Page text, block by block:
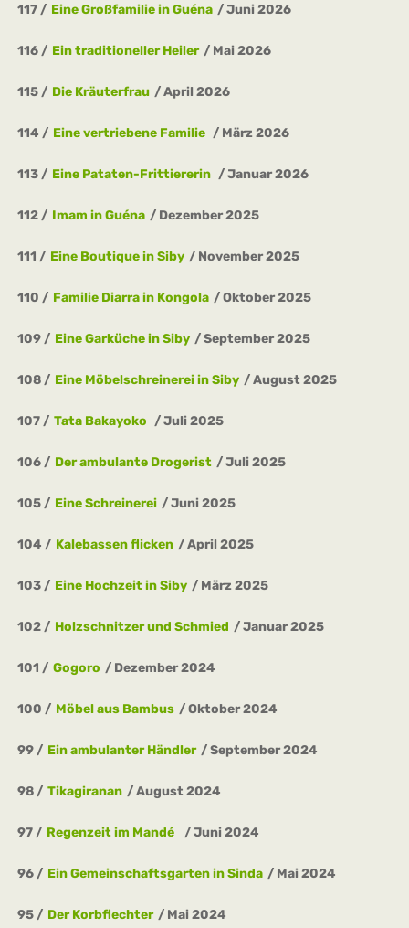
117 Eine Großfamilie in Guéna Juni 2026
116 Ein traditioneller Heiler Mai 2026
115 Die Kräuterfrau April 2026
114 Eine vertriebene Familie März 2026
113 Eine Pataten-Frittiererin Januar 2026
112 Imam in Guéna Dezember 2025
111 Eine Boutique in Siby November 2025
110 Familie Diarra in Kongola Oktober 2025
109 Eine Garküche in Siby September 2025
108 Eine Möbelschreinerei in Siby August 2025
107 Tata Bakayoko Juli 2025
106 Der ambulante Drogerist Juli 2025
105 Eine Schreinerei Juni 2025
104 Kalebassen flicken April 2025
103 Eine Hochzeit in Siby März 2025
102 Holzschnitzer und Schmied Januar 2025
101 Gogoro Dezember 2024
100 Möbel aus Bambus Oktober 2024
99 Ein ambulanter Händler September 2024
98 Tikagiranan August 2024
97 Regenzeit im Mandé Juni 2024
96 Ein Gemeinschaftsgarten in Sinda Mai 2024
95 Der Korbflechter Mai 2024